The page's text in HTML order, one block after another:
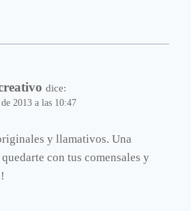
dice:
2013 a las 10:47
y llamativos. Una
con tus comensales y